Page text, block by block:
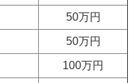
50万円
50万円
100万円